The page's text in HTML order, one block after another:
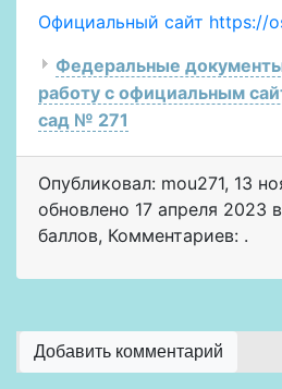
Официальный сайт https://
Федеральные
работу с официальным
сад № 271
Опубликовал: mou271, 13
обновлено 17 апреля 2023
баллов, Комментариев: .
Добавить комментарий